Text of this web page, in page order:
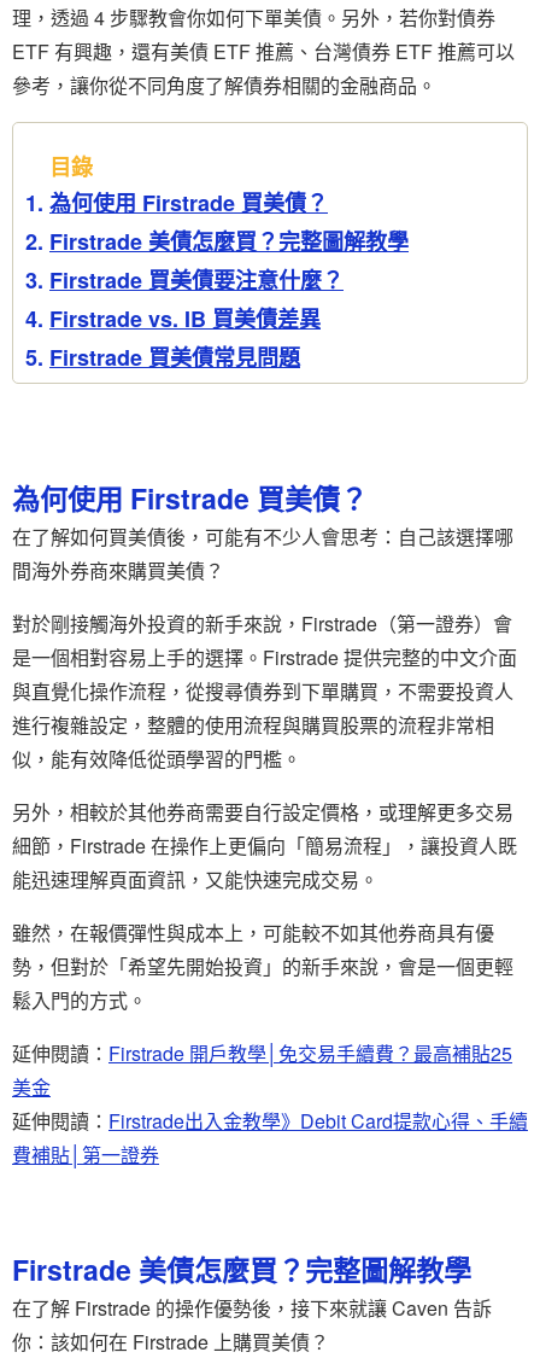
理，透過 4 步驟教會你如何下單美債。另外，若你對債券
ETF 有興趣，還有美債 ETF 推薦、台灣債券 ETF 推薦可以
參考，讓你從不同角度了解債券相關的金融商品。
目錄
為何使用 Firstrade 買美債？
Firstrade 美債怎麼買？完整圖解教學
Firstrade 買美債要注意什麼？
Firstrade vs. IB 買美債差異
Firstrade 買美債常見問題
為何使用 Firstrade 買美債？
在了解如何買美債後，可能有不少人會思考：自己該選擇哪
間海外券商來購買美債？
對於剛接觸海外投資的新手來說，Firstrade（第一證券）會
是一個相對容易上手的選擇。Firstrade 提供完整的中文介面
與直覺化操作流程，從搜尋債券到下單購買，不需要投資人
進行複雜設定，整體的使用流程與購買股票的流程非常相
似，能有效降低從頭學習的門檻。
另外，相較於其他券商需要自行設定價格，或理解更多交易
細節，Firstrade 在操作上更偏向「簡易流程」，讓投資人既
能迅速理解頁面資訊，又能快速完成交易。
雖然，在報價彈性與成本上，可能較不如其他券商具有優
勢，但對於「希望先開始投資」的新手來說，會是一個更輕
鬆入門的方式。
延伸閱讀： Firstrade 開戶教學│免交易手續費？最高補貼25
美金
延伸閱讀： Firstrade出入金教學》Debit Card提款心得、手續
費補貼│第一證券
Firstrade 美債怎麼買？完整圖解教學
在了解 Firstrade 的操作優勢後，接下來就讓 Caven 告訴
你：該如何在 Firstrade 上購買美債？